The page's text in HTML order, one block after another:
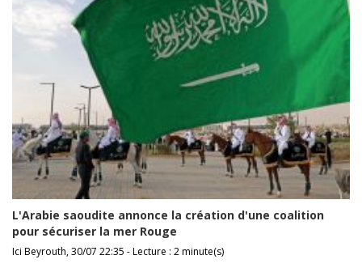
L'Arabie saoudite annonce la création d'une coalition
pour sécuriser la mer Rouge
Ici Beyrouth, 30/07 22:35 - Lecture : 2 minute(s)